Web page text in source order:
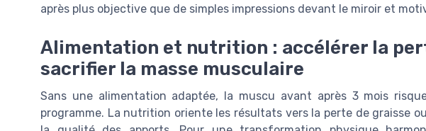
après plus objective que de simples impressions devant le miroir et
Alimentation et nutrition : accélérer la
sacrifier la masse musculaire
Sans une alimentation adaptée, la muscu avant après 3 mois
programme. La nutrition oriente les résultats vers la perte de graisse